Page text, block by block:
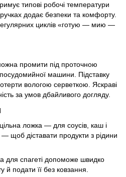
типові робочі температури
додає безпеки та комфорту.
циклів «готую — мию —
промити під проточною
машини. Підставку
вологою серветкою. Яскраві
за умов дбайливого догляду.
ложка — для соусів, каш і
щоб діставати продукти з рідини
для спагеті допоможе швидко
й подати її без ковзання.